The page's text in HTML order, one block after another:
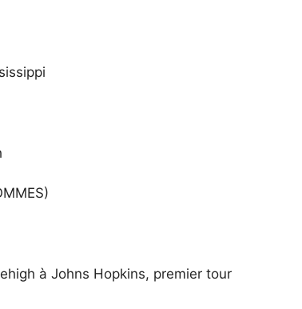
à Johns Hopkins, premier tour